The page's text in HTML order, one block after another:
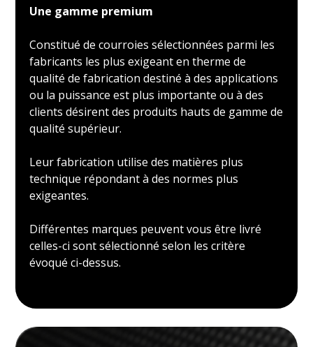
Une gamme premium
Constitué de courroies sélectionnées parmi les
fabricants les plus exigeant en therme de
qualité de fabrication destiné à des applications
ou la puissance est plus importante ou à des
clients désirent des produits hauts de gamme de
qualité supérieur.
Leur fabrication utilise des matières plus
technique répondant à des normes plus
exigeantes.
Différentes marques peuvent vous être livré
celles-ci sont sélectionné selon les critère
évoqué ci-dessus.